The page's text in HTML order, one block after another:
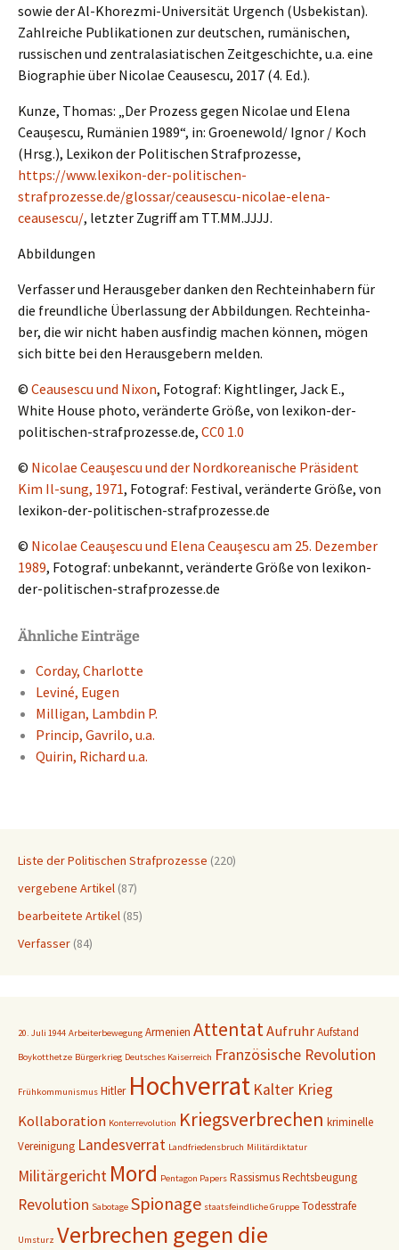
sowie der Al-Khorez­mi-Univer­si­tät Urgench (Usbeki­stan).
Zahlrei­che Publi­ka­tio­nen zur deutschen, rumäni­schen,
russi­schen und zentral­asia­ti­schen Zeitge­schich­te, u.a. eine
Biogra­phie über Nicolae Ceauses­cu, 2017 (4. Ed.).
Kunze, Thomas: „Der Prozess gegen Nicolae und Elena
Ceaușes­cu, Rumäni­en 1989“, in: Groenewold/ Ignor / Koch
(Hrsg.), Lexikon der Politi­schen Straf­pro­zes­se,
https://www.lexikon-der-politischen-
strafprozesse.de/glossar/ceausescu-nicolae-elena-
ceausescu/, letzter Zugriff am TT.MM.JJJJ.
Abbil­dun­gen
Verfas­ser und Heraus­ge­ber danken den Rechte­inha­bern für
die freund­li­che Überlas­sung der Abbil­dun­gen. Rechte­inha­
ber, die wir nicht haben ausfin­dig machen können, mögen
sich bitte bei den Heraus­ge­bern melden.
© Ceauses­cu und Nixon, Fotograf: Kight­lin­ger, Jack E.,
White House photo, verän­der­te Größe, von lexikon-der-
politischen-strafprozesse.de, CC0 1.0
© Nicolae Ceauşes­cu und der Nordko­rea­ni­sche Präsi­dent
Kim Il-sung, 1971, Fotograf: Festi­val, verän­der­te Größe, von
lexikon-der-politischen-strafprozesse.de
© Nicolae Ceauşes­cu und Elena Ceauşes­cu am 25. Dezem­ber
1989, Fotograf: unbekannt, verän­der­te Größe von lexikon-
der-politischen-strafprozesse.de
Ähnliche Einträge
Corday, Charlot­te
Leviné, Eugen
Milligan, Lambdin P.
Princip, Gavri­lo, u.a.
Quirin, Richard u.a.
Liste der Politischen Strafprozesse (220)
vergebene Artikel (87)
bearbeitete Artikel (85)
Verfasser (84)
20. Juli 1944 Arbeiterbewegung Armenien AttentatAufruhrAufstand
Boykotthetze Bürgerkrieg Deutsches Kaiserreich Französische Revolution
Frühkommunismus Hitler Hochverrat Kalter Krieg
Kollaboration Konterrevolution Kriegsverbrechen kriminelle
Vereinigung Landesverrat Landfriedensbruch Militärdiktatur
Militärgericht Mord Pentagon Papers RassismusRechtsbeugung
Revolution Sabotage Spionage staatsfeindliche Gruppe Todesstrafe
Umsturz Verbrechen gegen die